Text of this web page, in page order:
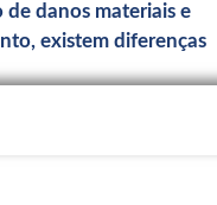
danos materiais e
existem diferenças